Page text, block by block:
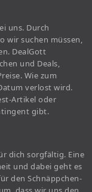
uns. Durch
wir suchen müssen,
DealGott
und Deals,
Wie zum
verlost wird.
Artikel oder
gibt.
dich sorgfältig. Eine
und dabei geht es
den Schnäppchen-